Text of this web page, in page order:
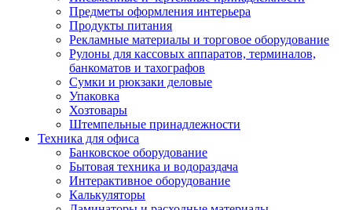
Предметы оформления интерьера
Продукты питания
Рекламные материалы и торговое оборудование
Рулоны для кассовых аппаратов, терминалов,
банкоматов и тахографов
Сумки и рюкзаки деловые
Упаковка
Хозтовары
Штемпельные принадлежности
Техника для офиса
Банковское оборудование
Бытовая техника и водораздача
Интерактивное оборудование
Калькуляторы